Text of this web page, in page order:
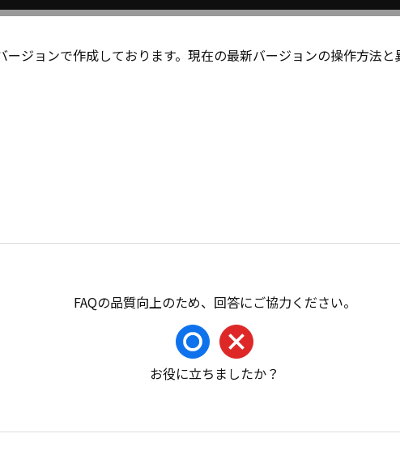
ジョンで作成しております。現在の最新バージョンの操作方法
お役に立ちましたか？